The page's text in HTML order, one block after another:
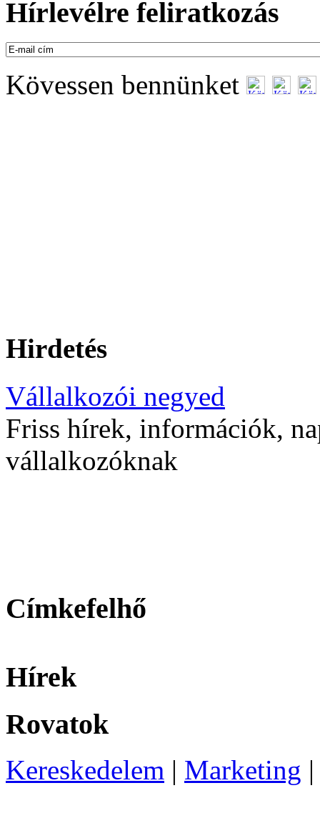
Hírlevélre feliratkozás
Kövessen bennünket
Hirdetés
Vállalkozói negyed
Friss hírek, információk,
vállalkozóknak
Címkefelhő
Hírek
Rovatok
Kereskedelem | Marketing